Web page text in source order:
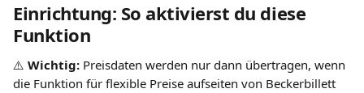
Einrichtung: So aktivierst du diese
Funktion
⚠️ Wichtig: Preisdaten werden nur dann übertragen, wenn
die Funktion für flexible Preise aufseiten von Beckerbillett